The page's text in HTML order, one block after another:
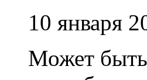
10 января
Может быть